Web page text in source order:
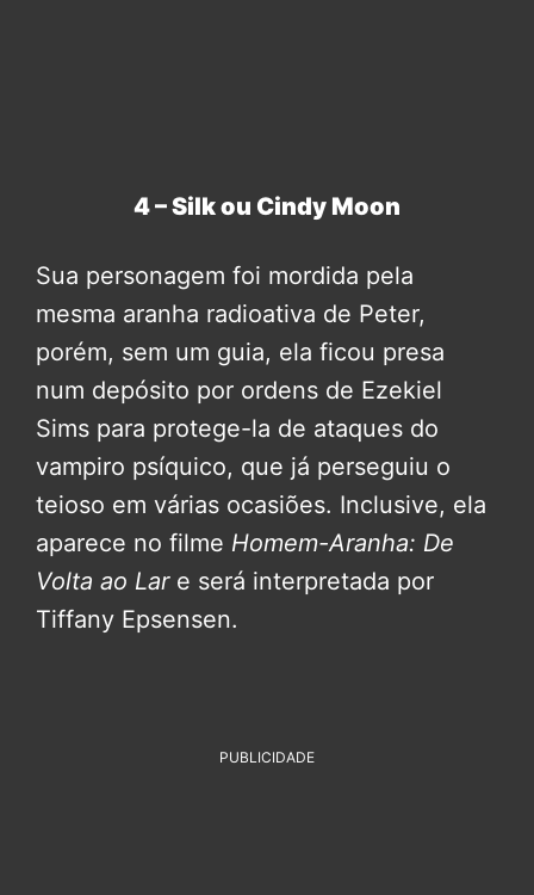
4 – Silk ou Cindy Moon
Sua personagem foi mordida pela
mesma aranha radioativa de Peter,
porém, sem um guia, ela ficou presa
num depósito por ordens de Ezekiel
Sims para protege-la de ataques do
vampiro psíquico, que já perseguiu o
teioso em várias ocasiões. Inclusive, ela
aparece no filme Homem-Aranha: De
Volta ao Lare será interpretada por
Tiffany Epsensen.
PUBLICIDADE